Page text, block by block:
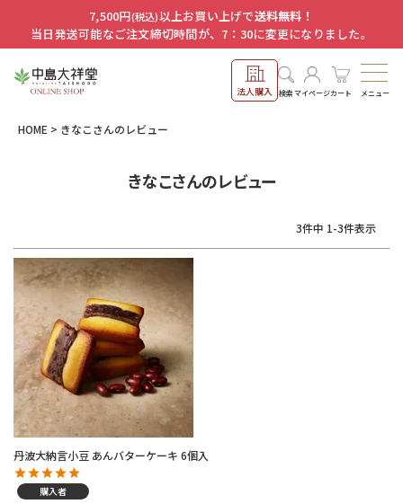
7,500円(税込)以上お買い上げで送料無料！
当日発送可能なご注文締切時間が、7：30に変更になりました。
法人購入 検索マイページカート メニュー
HOME きなこさんのレビュー
きなこさんのレビュー
3件中 1-3件表示
丹波大納言小豆 あんバターケーキ 6個入
購入者